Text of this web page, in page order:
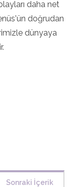
daha net
doğrudan
dünyaya
Sonraki İçerik